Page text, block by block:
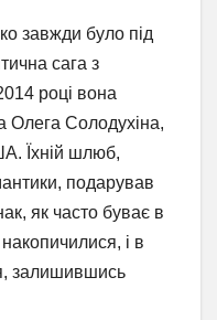
завжди було під
сага з
році вона
Олега Солодухіна,
Їхній шлюб,
подарував
як часто буває в
і в
залишившись